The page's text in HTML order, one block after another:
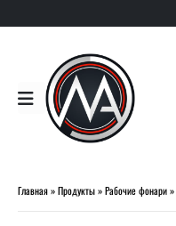
Главная»Продукты»Рабочие фонари»